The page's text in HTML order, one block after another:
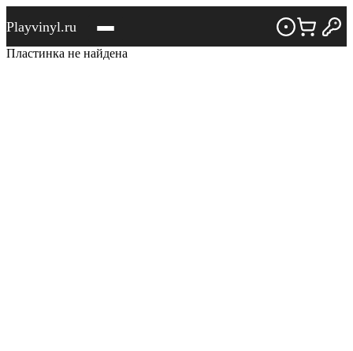
Playvinyl.ru
Пластинка не найдена